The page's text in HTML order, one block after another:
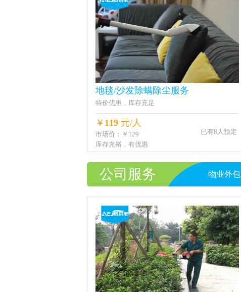
地毯/沙发除螨除尘服务
特价优惠，库存充足
￥ 119 元/人
市场价：￥129
库存充裕，有优惠
已有8人预定
公司服务 物业外包